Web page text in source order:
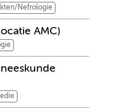
Nefrologie
AMC)